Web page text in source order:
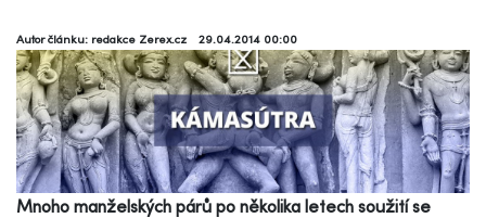
Autor článku: redakce Zerex.cz 29.04.2014 00:00
Mnoho manželských párů po několika letech soužití se